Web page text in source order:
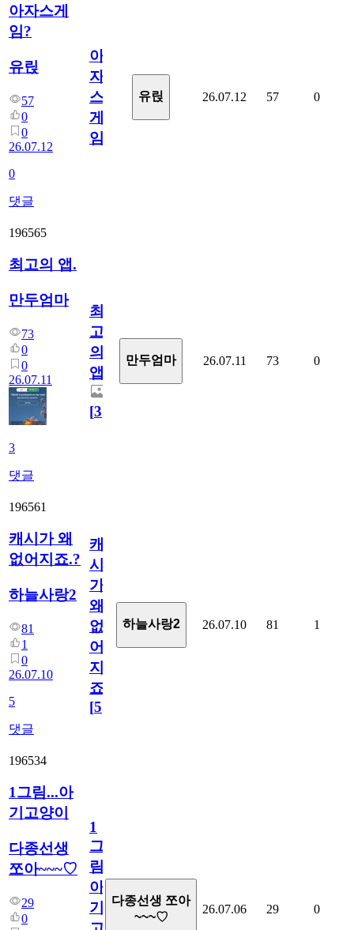
아자스게
임?
유릱
57
0
0
26.07.12
0
댓글
아
자
스
게
임?
유릱 26.07.12 57 0
196565
최고의 앱.
만두엄마
73
0
0
26.07.11
3
댓글
최
고
의
앱.
[3]
만두엄마 26.07.11 73 0
196561
캐시가 왜
없어지죠.?
하늘사랑2
81
1
0
26.07.10
5
댓글
캐
시
가
왜
없
어
지
죠.?
[5]
하늘사랑2 26.07.10 81 1
196534
1그림...아
기고양이
다종선생
쪼아~~~♡
29
0
1
그
림...
아
기
다종선생 쪼아
~~~♡
26.07.06 29 0